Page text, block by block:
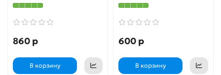
860 р
В корзину
600 р
В корзину